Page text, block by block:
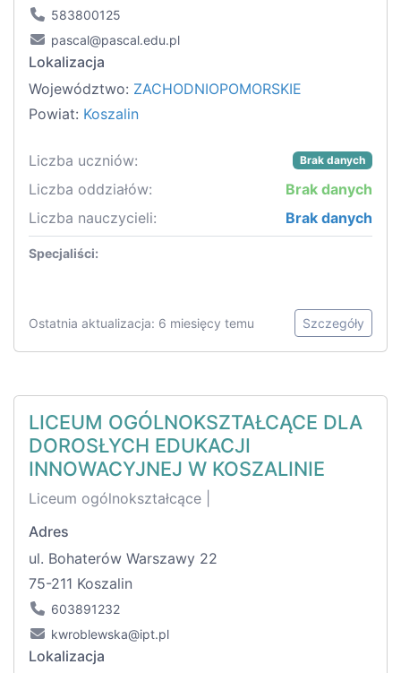
583800125
pascal@pascal.edu.pl
Lokalizacja
Województwo: ZACHODNIOPOMORSKIE
Powiat: Koszalin
Liczba uczniów: Brak danych
Liczba oddziałów:
Brak danych
Liczba nauczycieli:
Brak danych
Specjaliści:
Ostatnia aktualizacja: 6 miesięcy temu Szczegóły
LICEUM OGÓLNOKSZTAŁCĄCE DLA
DOROSŁYCH EDUKACJI
INNOWACYJNEJ W KOSZALINIE
Liceum ogólnokształcące |
Adres
ul. Bohaterów Warszawy 22
75-211 Koszalin
603891232
kwroblewska@ipt.pl
Lokalizacja